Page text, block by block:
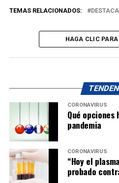
TEMAS RELACIONADOS:
HAGA CLIC
CORONAVIRUS
Qué
pandemia
CORONAVIRUS
“Hoy el
probado